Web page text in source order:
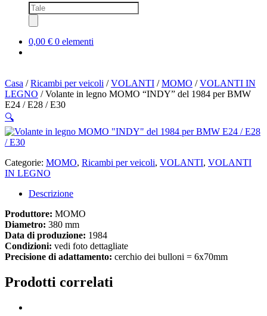
Ricerca
prodotti
0,00 € 0 elementi
Casa /Ricambi per veicoli /VOLANTI /MOMO /VOLANTI IN
LEGNO / Volante in legno MOMO “INDY” del 1984 per BMW
E24 / E28 / E30
🔍
Categorie: MOMO, Ricambi per veicoli, VOLANTI, VOLANTI
IN LEGNO
Descrizione
Produttore: MOMO
Diametro: 380 mm
Data di produzione: 1984
Condizioni: vedi foto dettagliate
Precisione di adattamento: cerchio dei bulloni = 6x70mm
Prodotti correlati